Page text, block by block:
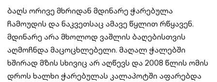
ბაღს ორივე მხრიდან მდინარე ჭარებულა
ჩამოუდის და ნაკვეთსაც ამავე წყლით რწყავენ.
მდინარე არა მხოლოდ ვაშლის ბაღებისთვის
აღმოჩნდა მაცოცხლებელი. მაღალ ჭალებში
ხშირად მზის სხივიც არ აღწევს და 2008 წლის ომის
დროს ხალხი ჭარებულას კალაპოტში აფარებდა